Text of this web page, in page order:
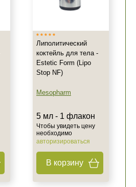
Липолитический
коктейль для тела -
Estetic Form (Lipo
Stop NF)
Mesopharm
5 мл - 1 флакон
Чтобы увидеть цену
необходимо
авторизироваться
В корзину